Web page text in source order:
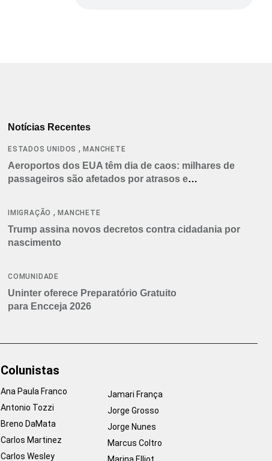
Notícias Recentes
ESTADOS UNIDOS ,MANCHETE
Aeroportos dos EUA têm dia de caos: milhares de
passageiros são afetados por atrasos e
IMIGRAÇÃO ,MANCHETE
Trump assina novos decretos contra cidadania por
nascimento
COMUNIDADE
Uninter oferece Preparatório Gratuito
para Encceja 2026
Colunistas
Ana Paula Franco
Antonio Tozzi
Breno DaMata
Carlos Martinez
Carlos Wesley
Jamari França
Jorge Grosso
Jorge Nunes
Marcus Coltro